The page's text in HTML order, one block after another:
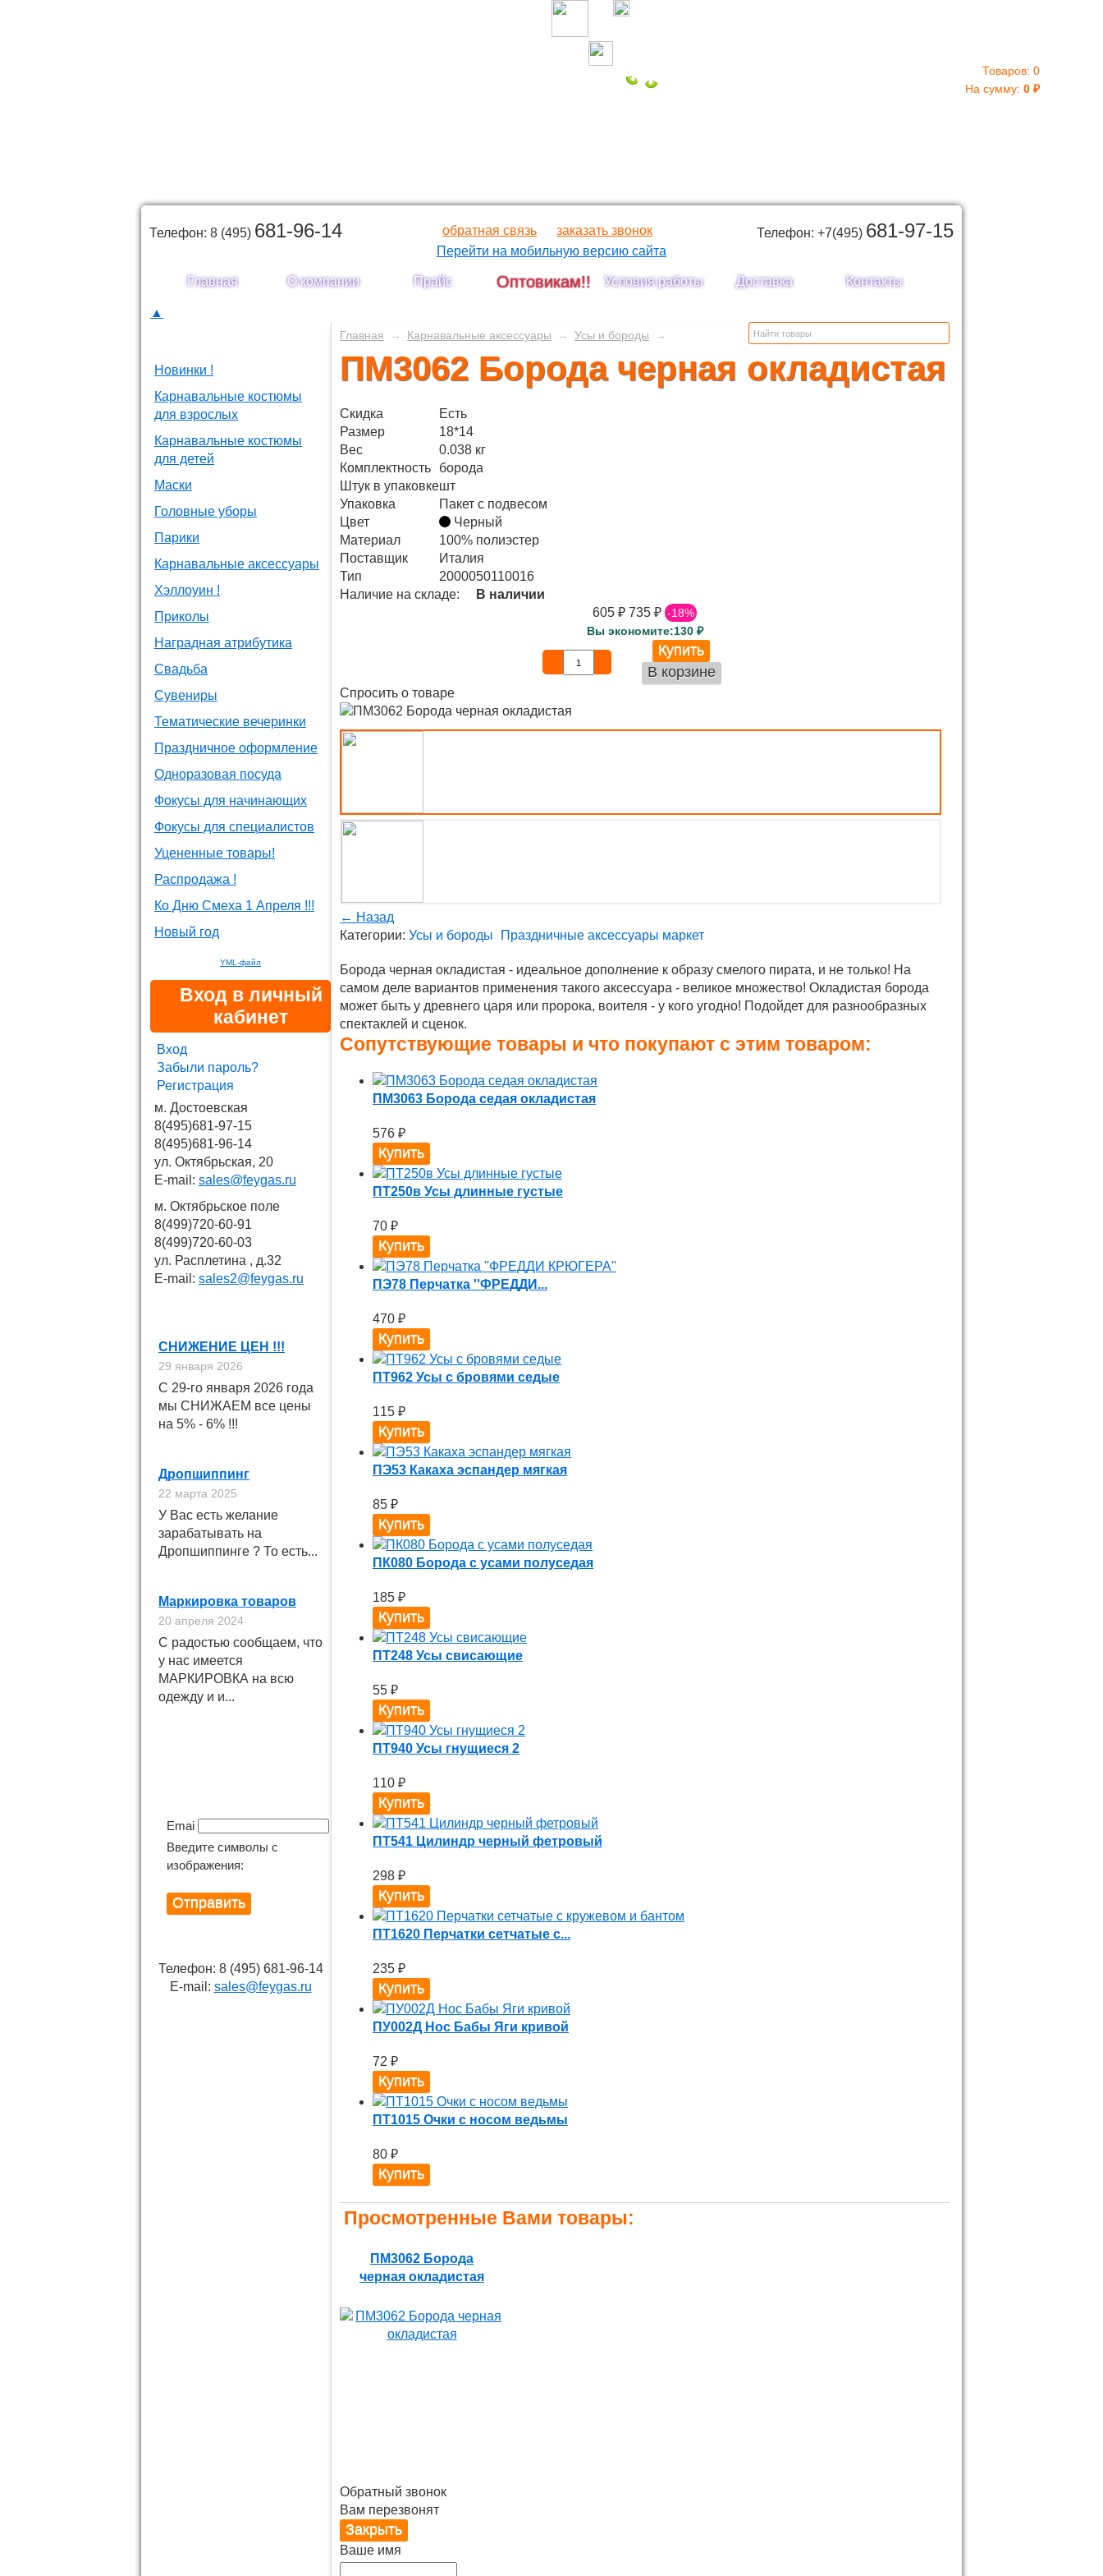
Товаров: 0
На сумму: 0 ₽
Телефон: 8 (495) 681-96-14 обратная связь заказать звонок Телефон: +7(495) 681-97-15
Перейти на мобильную версию сайта
Главная О компании Прайс Оптовикам!! Условия работы Доставка Контакты
▲
Новинки !
Карнавальные костюмы
для взрослых
Карнавальные костюмы
для детей
Маски
Головные уборы
Парики
Карнавальные аксессуары
Хэллоуин !
Приколы
Наградная атрибутика
Свадьба
Сувениры
Тематические вечеринки
Праздничное оформление
Одноразовая посуда
Фокусы для начинающих
Фокусы для специалистов
Уцененные товары!
Распродажа !
Ко Дню Смеха 1 Апреля !!!
Новый год
YML-файл
Вход в личный
кабинет
Вход
Забыли пароль?
Регистрация
м. Достоевская
8(495)681-97-15
8(495)681-96-14
ул. Октябрьская, 20
E-mail: sales@feygas.ru
м. Октябрьское поле
8(499)720-60-91
8(499)720-60-03
ул. Расплетина , д.32
E-mail: sales2@feygas.ru
СНИЖЕНИЕ ЦЕН !!!
29 января 2026
С 29-го января 2026 года
мы СНИЖАЕМ все цены
на 5% - 6% !!!
Дропшиппинг
22 марта 2025
У Вас есть желание
зарабатывать на
Дропшиппинге ? То есть...
Маркировка товаров
20 апреля 2024
С радостью сообщаем, что
у нас имеется
МАРКИРОВКА на всю
одежду и и...
Email
Введите символы с
изображения:
Телефон: 8 (495) 681-96-14
E-mail: sales@feygas.ru
Главная → Карнавальные аксессуары → Усы и бороды →
ПМ3062 Борода черная окладистая
Скидка
Есть
Размер
18*14
Вес
0.038 кг
Комплектность
борода
Штук в упаковкешт
Упаковка
Пакет с подвесом
Цвет
Черный
Материал
100% полиэстер
Поставщик
Италия
Тип
2000050110016
Наличие на складе:
В наличии
605₽ 735₽ -18%
Вы экономите:130 ₽
Спросить о товаре
← Назад
Категории: Усы и бороды Праздничные аксессуары маркет
Борода черная окладистая - идеальное дополнение к образу смелого пирата, и не только! На
самом деле вариантов применения такого аксессуара - великое множество! Окладистая борода
может быть у древнего царя или пророка, воителя - у кого угодно! Подойдет для разнообразных
спектаклей и сценок.
Cопутствующие товары и что покупают с этим товаром:
ПМ3063 Борода седая окладистая
576 ₽
ПТ250в Усы длинные густые
70 ₽
ПЭ78 Перчатка ''ФРЕДДИ...
470 ₽
ПТ962 Усы с бровями седые
115 ₽
ПЭ53 Какаха эспандер мягкая
85 ₽
ПК080 Борода с усами полуседая
185 ₽
ПТ248 Усы свисающие
55 ₽
ПТ940 Усы гнущиеся 2
110 ₽
ПТ541 Цилиндр черный фетровый
298 ₽
ПТ1620 Перчатки сетчатые с...
235 ₽
ПУ002Д Нос Бабы Яги кривой
72 ₽
ПТ1015 Очки с носом ведьмы
80 ₽
Просмотренные Вами товары:
ПМ3062 Борода
черная окладистая
Обратный звонок
Вам перезвонят
Ваше имя